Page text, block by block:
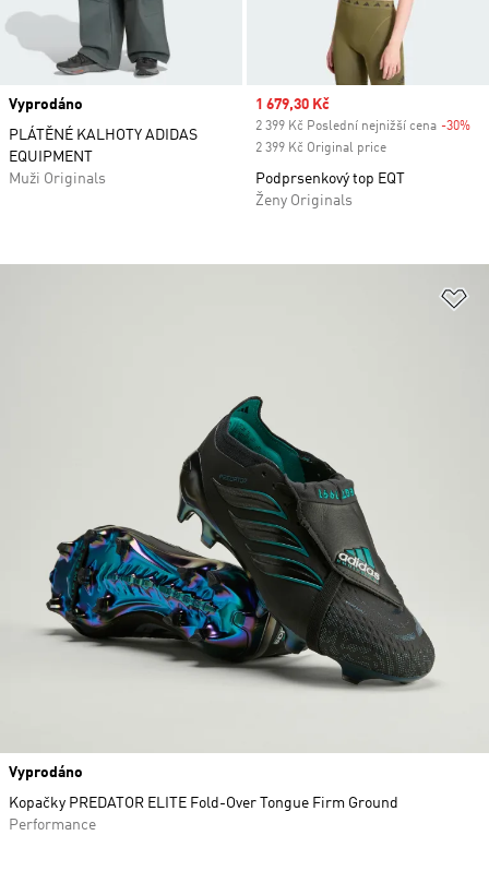
Vyprodáno
PLÁTĚNÉ KALHOTY ADIDAS
EQUIPMENT
Muži Originals
Sale price
1 679,30 Kč
2 399 Kč Poslední nejnižší cena -30%
2 399 Kč Original price
Podprsenkový top EQT
Ženy Originals
Vyprodáno
Kopačky PREDATOR ELITE Fold-Over Tongue Firm Ground
Performance